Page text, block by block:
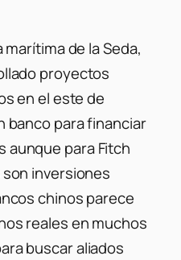
de la Seda,
proyectos
en el este de
banco para financiar
para Fitch
inversiones
chinos parece
reales en muchos
buscar aliados